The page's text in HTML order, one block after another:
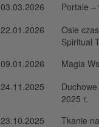
03.03.2026
Portale –
22.01.2026
Osie
Spiritual
09.01.2026
Magia
24.11.2025
2025 r.
23.10.2025
Tkanie